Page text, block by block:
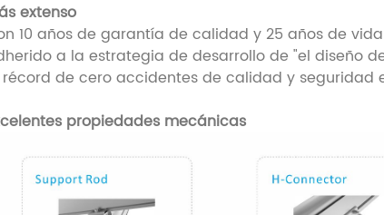
extenso
10 años de garantía de calidad y 25 años de
a la estrategia de desarrollo de "el diseño
de cero accidentes de calidad y seguridad
propiedades mecánicas